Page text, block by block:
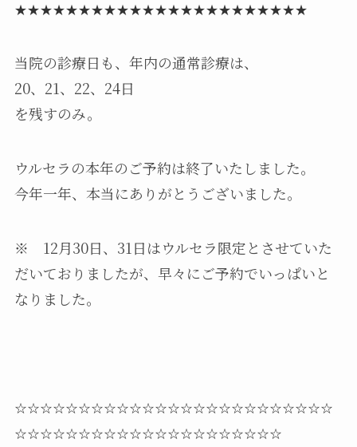
★★★★★★★★★★★★★★★★★★★★★★★
当院の診療日も、年内の通常診療は、
20、21、22、24日
を残すのみ。
ウルセラの本年のご予約は終了いたしました。
今年一年、本当にありがとうございました。
※ 12月30日、31日はウルセラ限定とさせていた
だいておりましたが、早々にご予約でいっぱいと
なりました。
☆☆☆☆☆☆☆☆☆☆☆☆☆☆☆☆☆☆☆☆☆☆☆☆☆
☆☆☆☆☆☆☆☆☆☆☆☆☆☆☆☆☆☆☆☆☆